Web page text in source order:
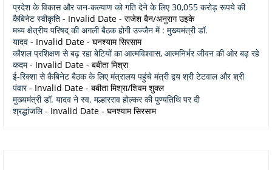
प्रदेश के विकास और जन-कल्याण को गति देने के लिए 30,055 करोड़ रूपये की
कैबिनेट स्वीकृति - Invalid Date - राजेश बैन/अनुराग उइके
मध्य क्षेत्रीय परिषद् की अगली बैठक होगी उज्जैन में : मुख्यमंत्री डॉ.
यादव - Invalid Date - घनश्याम सिरसाम
कौशल प्रशिक्षण से बढ़ रहा बेटियों का आत्मविश्वास, आत्मनिर्भर जीवन की ओर बढ़ रहे
कदम- Invalid Date - बबीता मिश्रा
ई-रिक्शा से कैबिनेट बैठक के लिए मंत्रालय पहुंचे मंत्री द्वय श्री टेटवाल और श्री
पंवार- Invalid Date - बबीता मिश्रा/शिवम शुक्ल
मुख्यमंत्री डॉ. यादव ने स्व. मल्हारराव होल्कर की पुण्यतिथि पर दी
श्रद्धांजलि- Invalid Date - घनश्याम सिरसाम